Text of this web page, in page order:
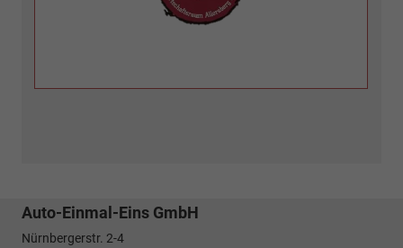
Auto-Einmal-Eins GmbH
Nürnbergerstr. 2-4